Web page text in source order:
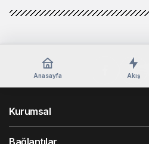
Anasayfa Akış
Kurumsal
Bağlantılar